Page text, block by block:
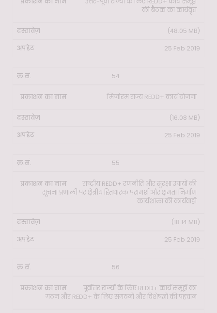
की बैठक का कार्यवृत्त
(48.05 MB)
25 Feb 2019
54
मिजोरम राज्य REDD+ कार्य योजना
(16.08 MB)
25 Feb 2019
55
राष्ट्रीय REDD+ रणनीति और सुरक्षा उपायों की
सूचना प्रणाली पर क्षेत्रीय हितधारक परामर्श और क्षमता निर्माण
कार्यशाला की कार्यवाही
(18.14 MB)
25 Feb 2019
56
पूर्वोत्तर राज्यों के लिए REDD+ कार्य समूहों का
गठन और REDD+ के लिए संगठनों और विशेषज्ञों की पहचान